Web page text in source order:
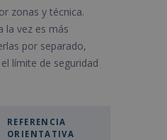
zonas y técnica.
la vez es más
por separado,
límite de seguridad
REFERENCIA
ORIENTATIVA